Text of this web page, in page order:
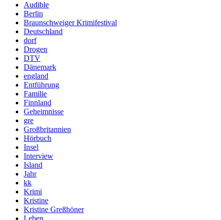
Audible
Berlin
Braunschweiger Krimifestival
Deutschland
dorf
Drogen
DTV
Dänemark
england
Entführung
Familie
Finnland
Geheimnisse
gre
Großbritannien
Hörbuch
Insel
Interview
Island
Jahr
kk
Krimi
Kristine
Kristine Greßhöner